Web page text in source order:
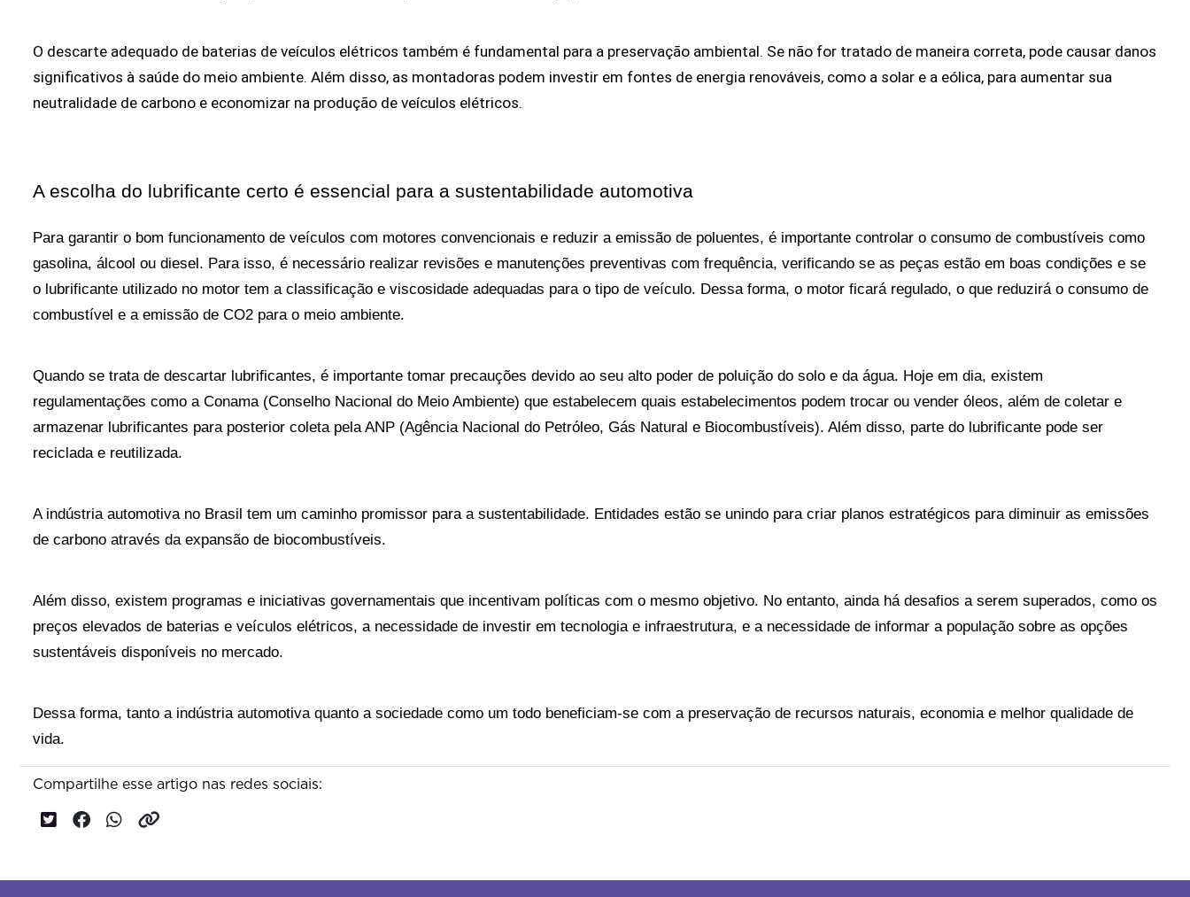
O descarte adequado de baterias de veículos elétricos também é fundamental para a preservação ambiental. Se não for tratado de maneira correta, pode causar danos
significativos à saúde do meio ambiente. Além disso, as montadoras podem investir em fontes de energia renováveis, como a solar e a eólica, para aumentar sua
neutralidade de carbono e economizar na produção de veículos elétricos.
A escolha do lubrificante certo é essencial para a sustentabilidade automotiva
Para garantir o bom funcionamento de veículos com motores convencionais e reduzir a emissão de poluentes, é importante controlar o consumo de combustíveis como
gasolina, álcool ou diesel. Para isso, é necessário realizar revisões e manutenções preventivas com frequência, verificando se as peças estão em boas condições e se
o lubrificante utilizado no motor tem a classificação e viscosidade adequadas para o tipo de veículo. Dessa forma, o motor ficará regulado, o que reduzirá o consumo de
combustível e a emissão de CO2 para o meio ambiente.
Quando se trata de descartar lubrificantes, é importante tomar precauções devido ao seu alto poder de poluição do solo e da água. Hoje em dia, existem
regulamentações como a Conama (Conselho Nacional do Meio Ambiente) que estabelecem quais estabelecimentos podem trocar ou vender óleos, além de coletar e
armazenar lubrificantes para posterior coleta pela ANP (Agência Nacional do Petróleo, Gás Natural e Biocombustíveis). Além disso, parte do lubrificante pode ser
reciclada e reutilizada.
A indústria automotiva no Brasil tem um caminho promissor para a sustentabilidade. Entidades estão se unindo para criar planos estratégicos para diminuir as emissões
de carbono através da expansão de biocombustíveis.
Além disso, existem programas e iniciativas governamentais que incentivam políticas com o mesmo objetivo. No entanto, ainda há desafios a serem superados, como os
preços elevados de baterias e veículos elétricos, a necessidade de investir em tecnologia e infraestrutura, e a necessidade de informar a população sobre as opções
sustentáveis disponíveis no mercado.
Dessa forma, tanto a indústria automotiva quanto a sociedade como um todo beneficiam-se com a preservação de recursos naturais, economia e melhor qualidade de
vida.
Compartilhe esse artigo nas redes sociais: